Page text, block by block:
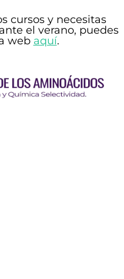
cursos y necesitas
el verano, puedes
web aquí.